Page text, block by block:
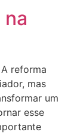
A reforma
mas
um
esse